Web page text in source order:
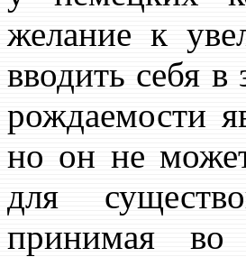
желание к
вводить себя
рождаемости
но он не
для
принимая